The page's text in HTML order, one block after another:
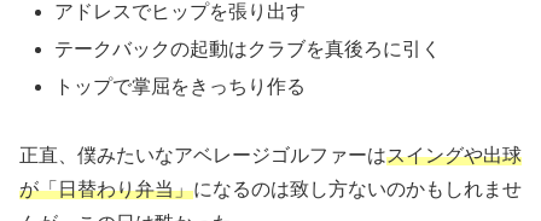
アドレスでヒップを張り出す
テークバックの起動はクラブを真後ろに引く
トップで掌屈をきっちり作る
正直、僕みたいなアベレージゴルファーはスイングや出球
が「日替わり弁当」になるのは致し方ないのかもしれませ